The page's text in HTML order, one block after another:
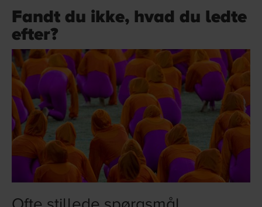
Fandt du ikke, hvad du ledte
efter?